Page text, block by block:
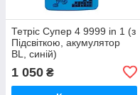
Тетріс Супер 4 9999 in 1 (з
Підсвіткою, акумулятор
BL, синій)
1 050 ₴